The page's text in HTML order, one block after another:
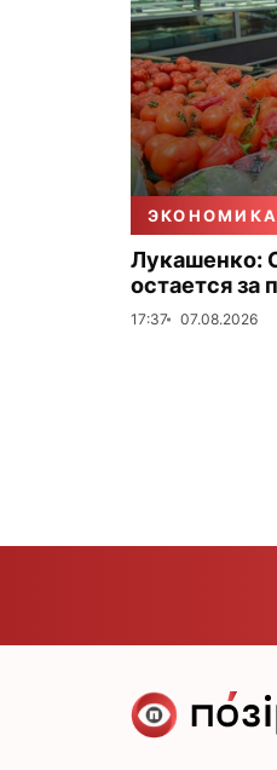
ЭКОНОМИКА
Лукашенко:
остается за
17:37 07.08.2026